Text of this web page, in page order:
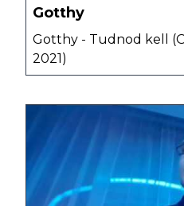
Gotthy
Gotthy - Tudnod kell
2021)